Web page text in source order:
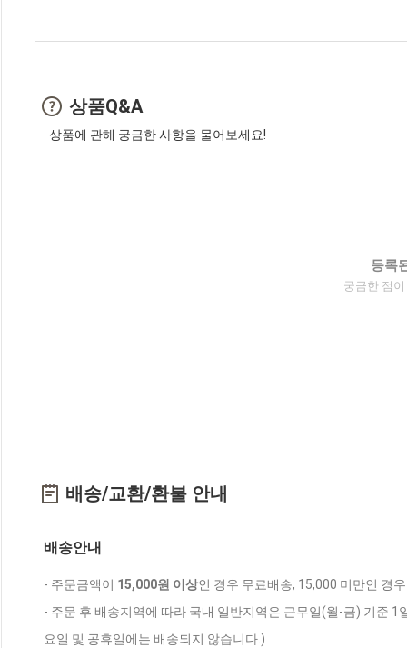
상품Q&A
상품에 관해 궁금한 사항을 물어보세요!
등록
궁금한 점
배송/교환/환불 안내
배송안내
- 주문금액이 15,000원 이상인 경우 무료배송, 15,000 미만인 경
- 주문 후 배송지역에 따라 국내 일반지역은 근무일(월-금) 기준
요일 및 공휴일에는 배송되지 않습니다.)